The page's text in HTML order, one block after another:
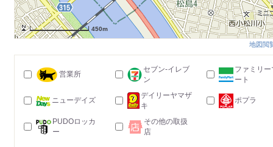
450m
地図閲
営業所
セブン-イレブ
ン
ファミリー
ート
ニューデイズ
デイリーヤマザ
キ
ポプラ
PUDOロッカ
ー
その他の取扱
店